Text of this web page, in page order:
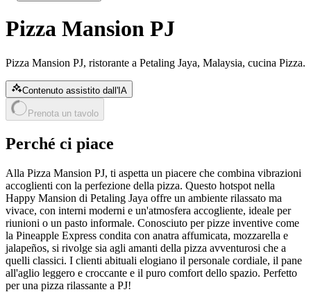
Pizza Mansion PJ
Pizza Mansion PJ, ristorante a Petaling Jaya, Malaysia, cucina Pizza.
Contenuto assistito dall'IA
Prenota un tavolo
Perché ci piace
Alla Pizza Mansion PJ, ti aspetta un piacere che combina vibrazioni
accoglienti con la perfezione della pizza. Questo hotspot nella
Happy Mansion di Petaling Jaya offre un ambiente rilassato ma
vivace, con interni moderni e un'atmosfera accogliente, ideale per
riunioni o un pasto informale. Conosciuto per pizze inventive come
la Pineapple Express condita con anatra affumicata, mozzarella e
jalapeños, si rivolge sia agli amanti della pizza avventurosi che a
quelli classici. I clienti abituali elogiano il personale cordiale, il pane
all'aglio leggero e croccante e il puro comfort dello spazio. Perfetto
per una pizza rilassante a PJ!